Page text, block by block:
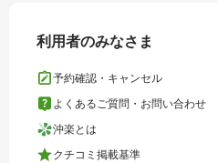
利用者のみなさま
予約確認・キャンセル
よくあるご質問・お問い合わせ
沖楽とは
クチコミ掲載基準